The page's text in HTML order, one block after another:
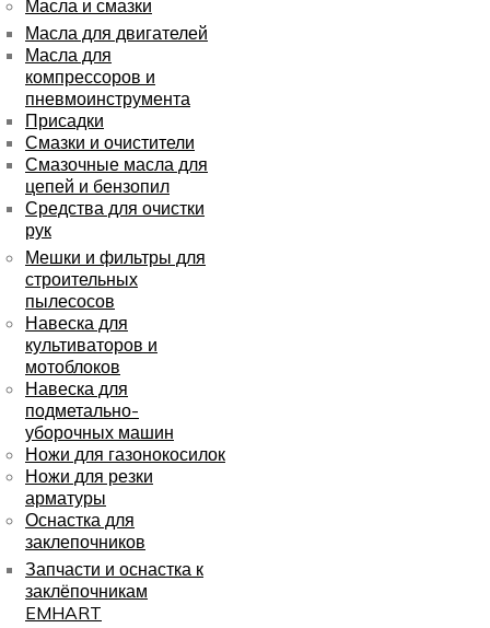
Масла и смазки
Масла для двигателей
Масла для
компрессоров и
пневмоинструмента
Присадки
Смазки и очистители
Смазочные масла для
цепей и бензопил
Средства для очистки
рук
Мешки и фильтры для
строительных
пылесосов
Навеска для
культиваторов и
мотоблоков
Навеска для
подметально-
уборочных машин
Ножи для газонокосилок
Ножи для резки
арматуры
Оснастка для
заклепочников
Запчасти и оснастка к
заклёпочникам
EMHART